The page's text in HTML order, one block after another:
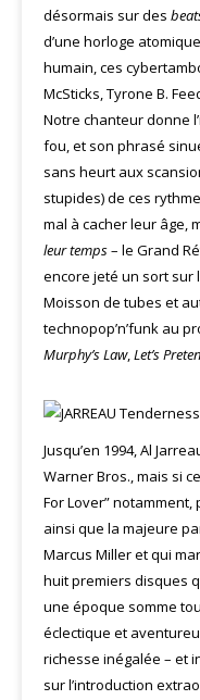
désormais sur des
d’une horloge
humain, ces
McSticks, Tyrone B.
Notre chanteur donne
fou, et son phrasé
sans heurt aux
stupides) de ces
mal à cacher leur âge,
leur temps– le Grand
encore jeté un sort sur
Moisson de tubes et
technopop’n’funk au
Murphy’s Law,Let’s
Jusqu’en 1994, Al
Warner Bros., mais si
For Lover”
ainsi que la majeure
Marcus Miller et qui
huit premiers disques
une époque somme
éclectique et
richesse inégalée – et
sur l’introduction